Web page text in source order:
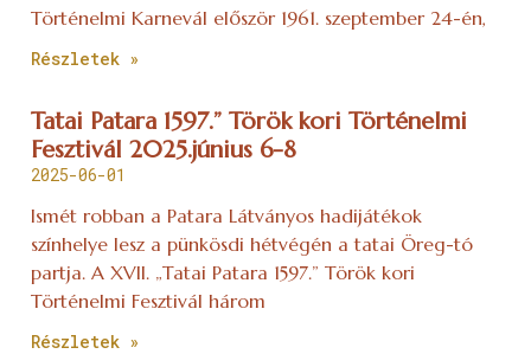
Történelmi Karnevál először 1961. szeptember 24-én,
Részletek »
Tatai Patara 1597.” Török kori Történelmi
Fesztivál 2025.június 6-8
2025-06-01
Ismét robban a Patara Látványos hadijátékok
színhelye lesz a pünkösdi hétvégén a tatai Öreg-tó
partja. A XVII. „Tatai Patara 1597.” Török kori
Történelmi Fesztivál három
Részletek »